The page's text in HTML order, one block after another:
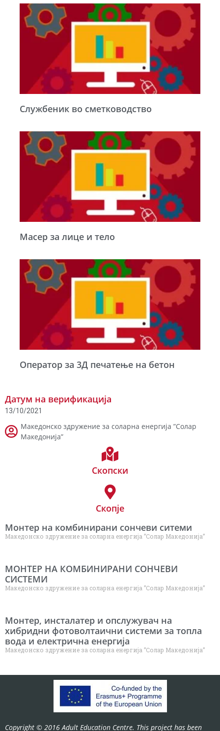
Службеник во сметководство
Maсер за лице и тело
Оператор за 3Д печатење на бетон
Датум на верификација
13/10/2021
Македонско здружение за соларна енергија ”Солар
Македонија”
Скопски
Скопје
Монтер на комбинирани сончеви ситеми
Македонско здружение за соларна енергија ”Солар Македонија”
МОНТЕР НА КОМБИНИРАНИ СОНЧЕВИ
СИСТЕМИ
Македонско здружение за соларна енергија ”Солар Македонија”
Монтер, инсталатер и опслужувач на
хибридни фотоволтаични системи за топла
вода и електрична енергија
Македонско здружение за соларна енергија ”Солар Македонија”
Copyright © 2016 Adult Education Centre. This project has been